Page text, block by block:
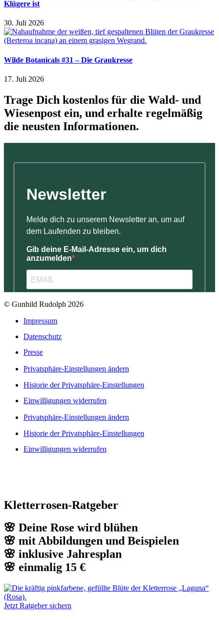
Klügere ist
30. Juli 2026
Wilde Botanicals #31 – Die Graukresse
17. Juli 2026
Trage Dich kostenlos für die Wald- und
Wiesenpost ein, und erhalte regelmäßig
die neusten Informationen.
© Gunhild Rudolph 2026
Impressum
Datenschutz
Presse
Privatsphäre-Einstellungen ändern
Historie der Privatsphäre-Einstellungen
Einwilligungen widerrufen
Privatsphäre-Einstellungen ändern
Historie der Privatsphäre-Einstellungen
Einwilligungen widerrufen
Kletterrosen-Ratgeber
🌸 Deine Rose wird blühen
🌸 mit Abbildungen und Beispielen
🌸 inklusive Jahresplan
🌸 einmalig 15 €
Jetzt Ratgeber sichern